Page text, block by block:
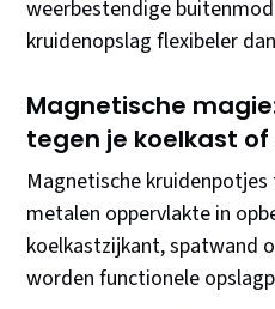
weerbestendige
kruidenopslag flexibeler
Magnetische
tegen je koelkast
Magnetische
metalen oppervlakte in
koelkastzijkant, spatwand
worden functionele